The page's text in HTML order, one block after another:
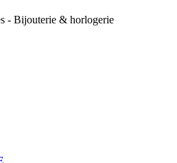
- Bijouterie & horlogerie